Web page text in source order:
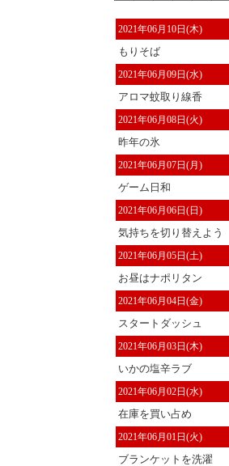
2021年06月10日(木)
もりそば
2021年06月09日(水)
アロマ蚊取り線香
2021年06月08日(火)
昨年の氷
2021年06月07日(月)
ゲーム日和
2021年06月06日(日)
気持ちを切り替えよう
2021年06月05日(土)
お昼はナポリタン
2021年06月04日(金)
スタートダッシュ
2021年06月03日(木)
いかの塩辛ラブ
2021年06月02日(水)
在庫を買い占め
2021年06月01日(火)
ブランケットを洗濯